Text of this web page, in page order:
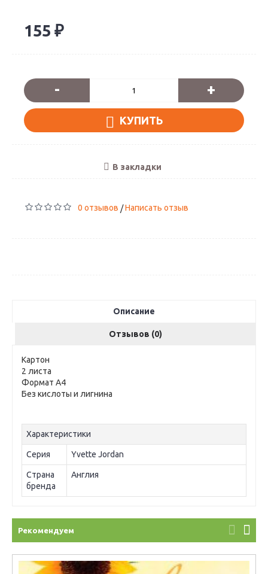
155 ₽
- +
КУПИТЬ
В закладки
0 отзывов /Написать отзыв
Описание
Отзывов (0)
Картон
2 листа
Формат А4
Без кислоты и лигнина
Характеристики
Серия Yvette Jordan
Страна
бренда
Англия
Рекомендуем